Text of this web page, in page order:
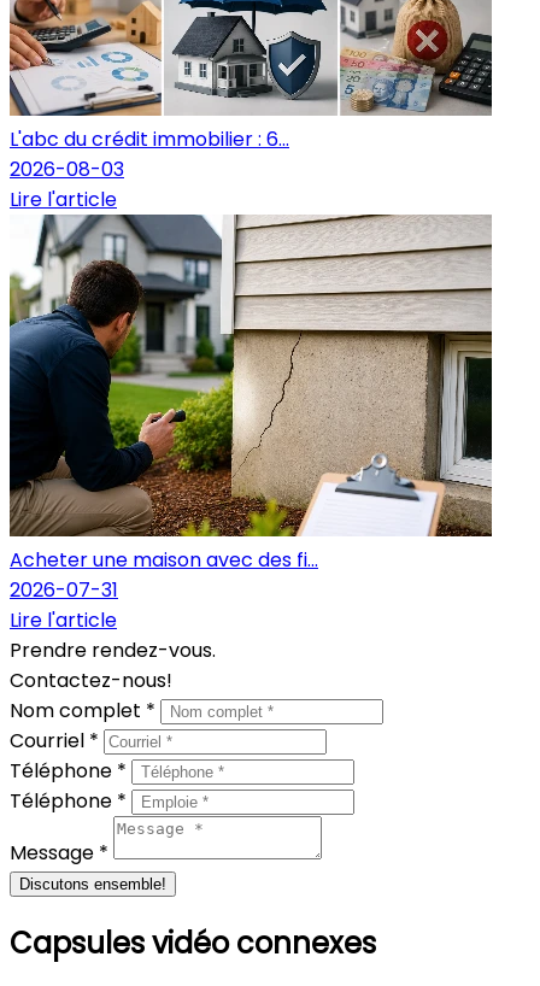
L'abc du crédit immobilier : 6...
2026-08-03
Lire l'article
Acheter une maison avec des fi...
2026-07-31
Lire l'article
Prendre rendez-vous.
Contactez-nous!
Nom complet *
Courriel *
Téléphone *
Téléphone *
Message *
Discutons ensemble!
Capsules vidéo connexes